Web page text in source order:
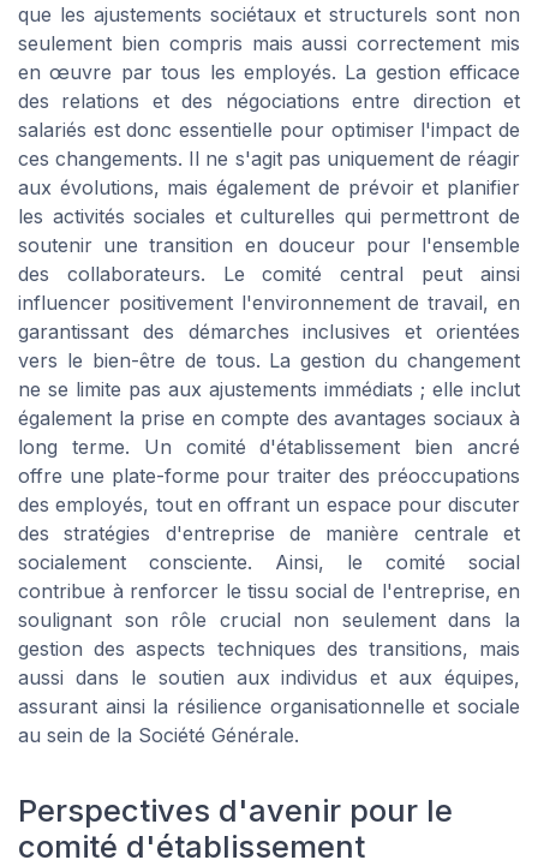
que les ajustements sociétaux et structurels sont non
seulement bien compris mais aussi correctement mis
en œuvre par tous les employés. La gestion efficace
des relations et des négociations entre direction et
salariés est donc essentielle pour optimiser l'impact de
ces changements. Il ne s'agit pas uniquement de réagir
aux évolutions, mais également de prévoir et planifier
les activités sociales et culturelles qui permettront de
soutenir une transition en douceur pour l'ensemble
des collaborateurs. Le comité central peut ainsi
influencer positivement l'environnement de travail, en
garantissant des démarches inclusives et orientées
vers le bien-être de tous. La gestion du changement
ne se limite pas aux ajustements immédiats ; elle inclut
également la prise en compte des avantages sociaux à
long terme. Un comité d'établissement bien ancré
offre une plate-forme pour traiter des préoccupations
des employés, tout en offrant un espace pour discuter
des stratégies d'entreprise de manière centrale et
socialement consciente. Ainsi, le comité social
contribue à renforcer le tissu social de l'entreprise, en
soulignant son rôle crucial non seulement dans la
gestion des aspects techniques des transitions, mais
aussi dans le soutien aux individus et aux équipes,
assurant ainsi la résilience organisationnelle et sociale
au sein de la Société Générale.
Perspectives d'avenir pour le
comité d'établissement